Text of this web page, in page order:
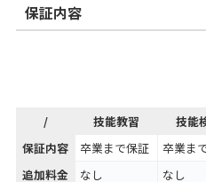
保証内容
/ 技能教習 技能
保証内容
卒業まで保証 卒業ま
追加料金
なし なし